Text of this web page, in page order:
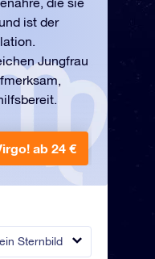
Sternbild
ist der
Jungfrau
ab 24 €